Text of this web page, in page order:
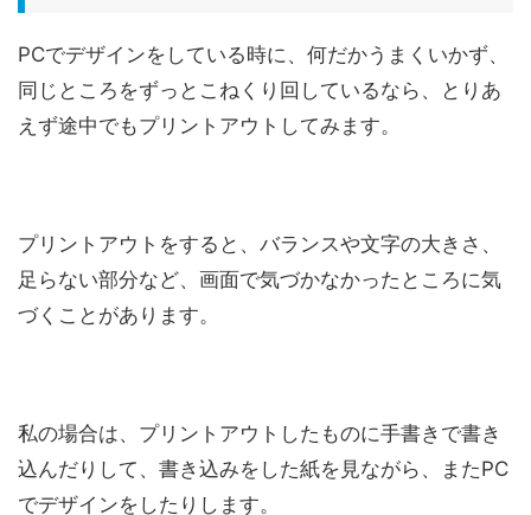
PCでデザインをしている時に、何だかうまくいかず、
同じところをずっとこねくり回しているなら、とりあ
えず途中でもプリントアウトしてみます。
プリントアウトをすると、バランスや文字の大きさ、
足らない部分など、画面で気づかなかったところに気
づくことがあります。
私の場合は、プリントアウトしたものに手書きで書き
込んだりして、書き込みをした紙を見ながら、またPC
でデザインをしたりします。